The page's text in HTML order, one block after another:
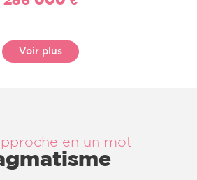
Voir plus
en un mot